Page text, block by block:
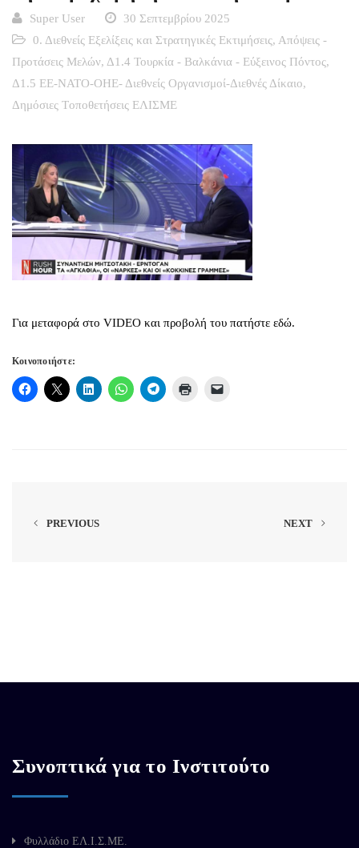
Super User
30 Σεπτεμβρίου 2025
0. Διεθνείς Εξελίξεις και Στρατηγικές Εκτιμήσεις, Απόψεις -
Προτάσεις Μελών, Δ1.4 Τουρκία - Βαλκάνια - Εύξεινος Πόντος,
Δ1.5 ΕΕ-ΝΑΤΟ-ΟΗΕ- Διεθνείς Οργανισμοί-Διεθνές Δίκαιο,
Δημόσιες Tοποθετήσεις ΕΛΙΣΜΕ
Για μεταφορά στο VIDEO και προβολή του πατήστε εδώ.
Κοινοποιήστε:
PREVIOUS NEXT
Συνοπτικά για το Ινστιτούτο
Φυλλάδιο ΕΛ.Ι.Σ.ΜΕ.